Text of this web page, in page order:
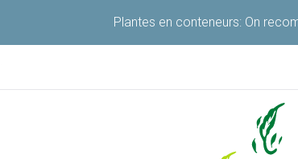
Plantes en conteneurs: On